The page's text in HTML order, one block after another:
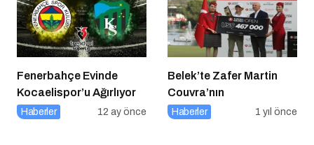
Fenerbahçe Evinde
Kocaelispor’u Ağırlıyor
Haberler 12 ay önce
Belek’te Zafer Martin
Couvra’nın
Haberler 1 yıl önce